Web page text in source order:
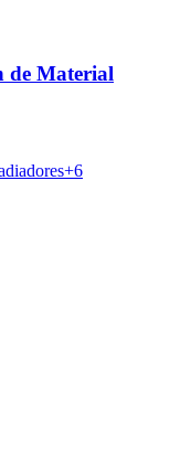
de Material
+6